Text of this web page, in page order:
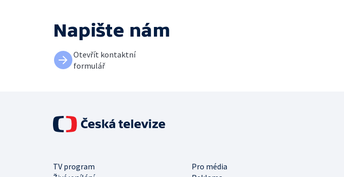
Napište nám
Otevřít kontaktní
formulář
TV program
Pro média